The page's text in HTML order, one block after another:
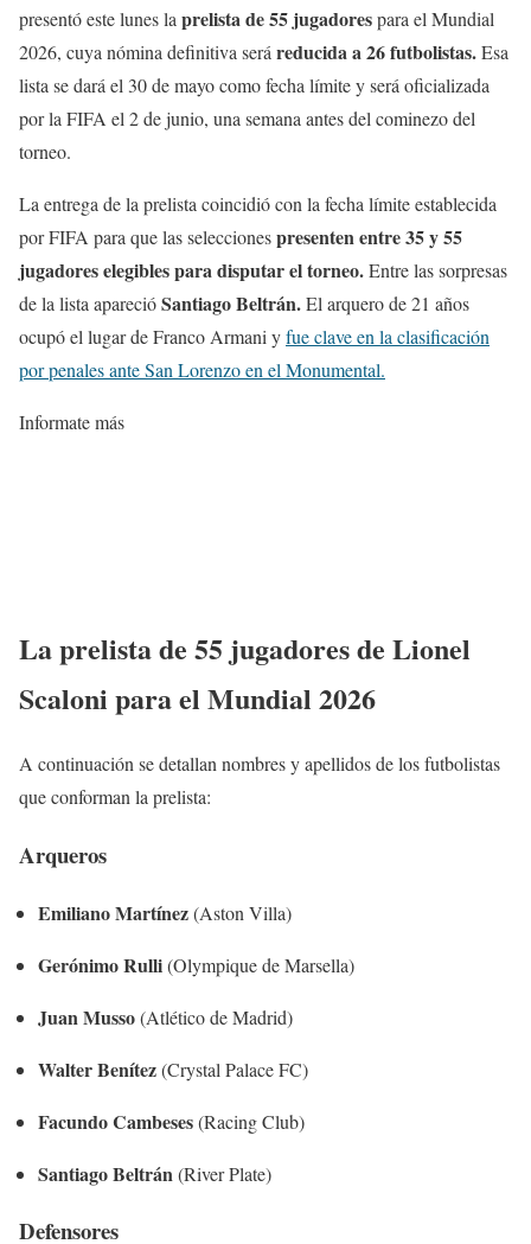
presentó este lunes laprelista de 55 jugadorespara el Mundial
2026, cuya nómina definitiva seráreducida a 26 futbolistas.Esa
lista se dará el 30 de mayo como fecha límite y será oficializada
por la FIFA el 2 de junio, una semana antes del cominezo del
torneo.
La entrega de la prelista coincidió con la fecha límite establecida
por FIFA para que las seleccionespresenten entre 35 y 55
jugadores elegibles para disputar el torneo.Entre las sorpresas
de la lista aparecióSantiago Beltrán.El arquero de 21 años
ocupó el lugar de Franco Armani yfue clave en la clasificación
por penales ante San Lorenzo en el Monumental.
Informate más
La prelista de 55 jugadores de Lionel
Scaloni para el Mundial 2026
A continuación se detallan nombres y apellidos de los futbolistas
que conforman la prelista:
Arqueros
Emiliano Martínez(Aston Villa)
Gerónimo Rulli(Olympique de Marsella)
Juan Musso(Atlético de Madrid)
Walter Benítez(Crystal Palace FC)
Facundo Cambeses(Racing Club)
Santiago Beltrán (River Plate)
Defensores